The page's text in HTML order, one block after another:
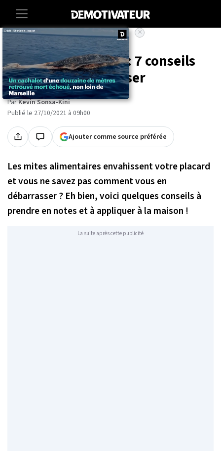
Accueil Maison
Mites alimentaires : 7 conseils
pour s'en débarrasser
ParKevin Sonsa-Kini
Publié le 27/10/2021 à 09h00
Ajouter comme source préférée
Les mites alimentaires envahissent votre placard
et vous ne savez pas comment vous en
débarrasser ? Eh bien, voici quelques conseils à
prendre en notes et à appliquer à la maison !
La suite après cette publicité
×